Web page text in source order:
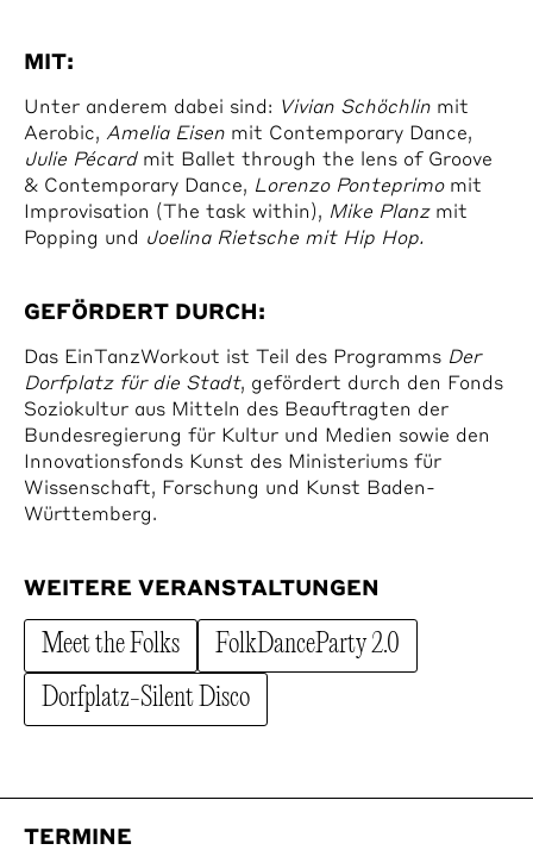
MIT:
Unter anderem dabei sind: Vivian Schöchlin mit
Aerobic, Amelia Eisen mit Contemporary Dance,
Julie Pécard mit Ballet through the lens of Groove
& Contemporary Dance, Lorenzo Ponteprimo mit
Improvisation (The task within), Mike Planzmit
Popping und Joelina Rietsche mit Hip Hop.
GEFÖRDERT DURCH:
Das EinTanzWorkout ist Teil des Programms Der
Dorfplatz für die Stadt, gefördert durch den Fonds
Soziokultur aus Mitteln des Beauftragten der
Bundesregierung für Kultur und Medien sowie den
Innovationsfonds Kunst des Ministeriums für
Wissenschaft, Forschung und Kunst Baden-
Württemberg.
WEITERE VERANSTALTUNGEN
Meet the Folks FolkDanceParty 2.0
Dorfplatz-Silent Disco
TERMINE